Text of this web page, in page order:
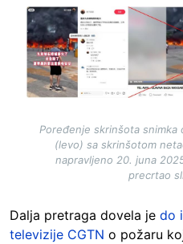
Image
Poređenje skrinšota snimka
(levo) sa skrinšotom
napravljeno 20. juna
precrtao
Dalja pretraga dovela je do
televizije CGTN o požaru